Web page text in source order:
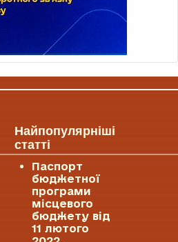
Найпопулярніші
статті
Паспорт
бюджетної
програми
місцевого
бюджету від
11 лютого